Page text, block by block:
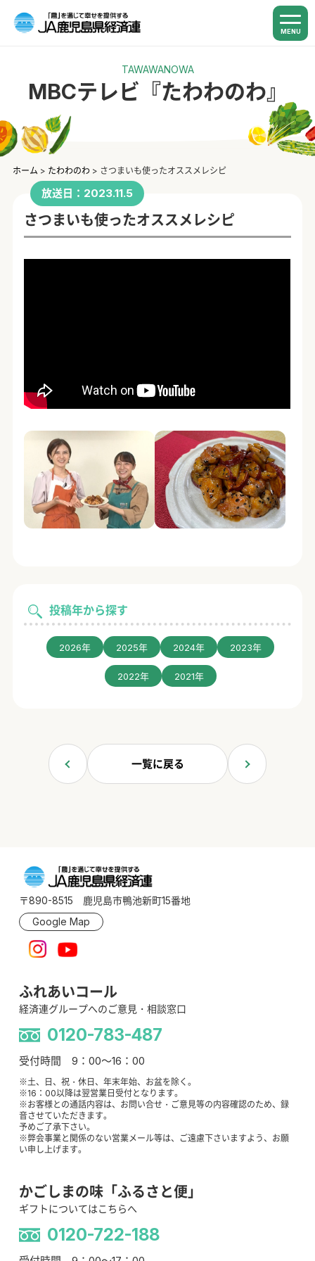
MENU
TAWAWANOWA
MBCテレビ『たわわのわ』
ホーム > たわわのわ > さつまいも使ったオススメレシピ
投稿年から探す
2026年 2025年 2024年 2023年
2022年 2021年
放送日：2023.11.5
さつまいも使ったオススメレシピ
一覧に戻る
〒890-8515 鹿児島市鴨池新町15番地
Google Map
ふれあいコール
経済連グループへのご意見・相談窓口
0120-783-487
受付時間 9：00～16：00
※土、日、祝・休日、年末年始、お盆を除く。
※16：00以降は翌営業日受付となります。
※お客様との通話内容は、お問い合せ・ご意見等の内容確認のため、録
音させていただきます。
予めご了承下さい。
※弊会事業と関係のない営業メール等は、ご遠慮下さいますよう、お願
い申し上げます。
かごしまの味「ふるさと便」
ギフトについてはこちらへ
0120-722-188